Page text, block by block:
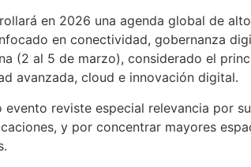
en 2026 una agenda global de
en conectividad, gobernanza
(2 al 5 de marzo), considerado el
avanzada, cloud e innovación digital.
evento reviste especial relevancia por
y por concentrar mayores